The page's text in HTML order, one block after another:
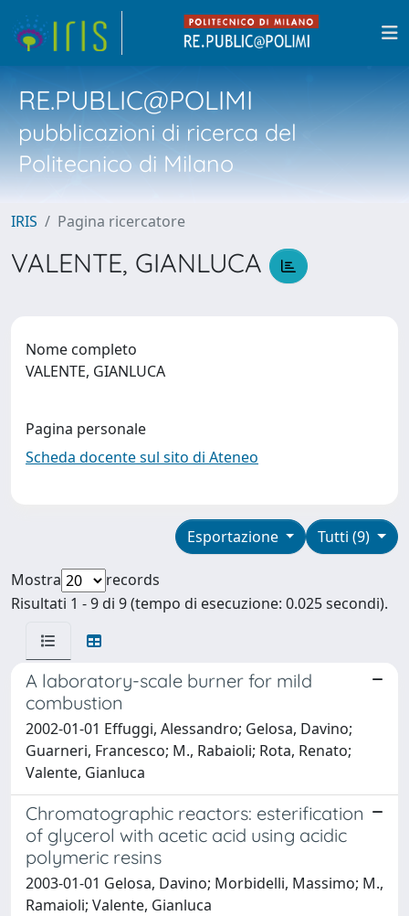
RE.PUBLIC@POLIMI
pubblicazioni di ricerca del
Politecnico di Milano
IRIS Pagina ricercatore
VALENTE, GIANLUCA
Nome completo
VALENTE, GIANLUCA
Pagina personale
Scheda docente sul sito di Ateneo
Tutti (9)
Esportazione
Mostra
records
Risultati 1 - 9 di 9 (tempo di esecuzione: 0.025 secondi).
A laboratory-scale burner for mild
combustion
2002-01-01 Effuggi, Alessandro; Gelosa, Davino;
Guarneri, Francesco; M., Rabaioli; Rota, Renato;
Valente, Gianluca
Chromatographic reactors: esterification
of glycerol with acetic acid using acidic
polymeric resins
2003-01-01 Gelosa, Davino; Morbidelli, Massimo; M.,
Ramaioli; Valente, Gianluca